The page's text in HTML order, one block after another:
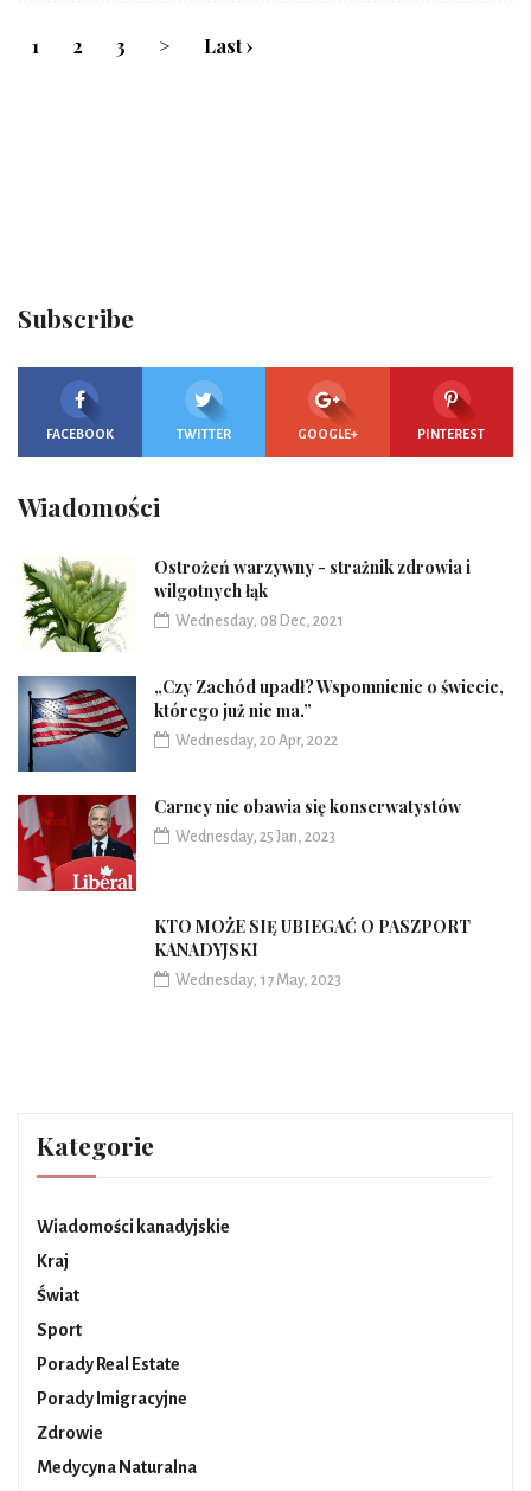
1 2 3 > Last ›
Subscribe
FACEBOOK TWITTER GOOGLE+ PINTEREST
Wiadomości
Ostrożeń warzywny - strażnik zdrowia i
wilgotnych łąk
Wednesday, 08 Dec, 2021
„Czy Zachód upadł? Wspomnienie o świecie,
którego już nie ma.”
Wednesday, 20 Apr, 2022
Carney nie obawia się konserwatystów
Wednesday, 25 Jan, 2023
KTO MOŻE SIĘ UBIEGAĆ O PASZPORT
KANADYJSKI
Wednesday, 17 May, 2023
Kategorie
Wiadomości kanadyjskie
Kraj
Świat
Sport
Porady Real Estate
Porady Imigracyjne
Zdrowie
Medycyna Naturalna